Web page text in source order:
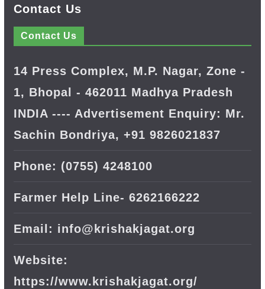
Contact Us
Contact Us
14 Press Complex, M.P. Nagar, Zone -
1, Bhopal - 462011 Madhya Pradesh
INDIA ---- Advertisement Enquiry: Mr.
Sachin Bondriya, +91 9826021837
Phone: (0755) 4248100
Farmer Help Line- 6262166222
Email: info@krishakjagat.org
Website:
https://www.krishakjagat.org/